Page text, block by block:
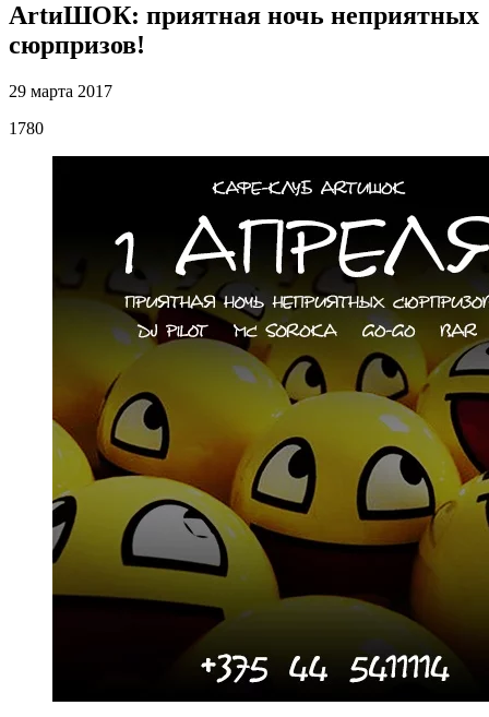
ArtиШОК: приятная ночь неприятных
сюрпризов!
29 марта 2017
1780